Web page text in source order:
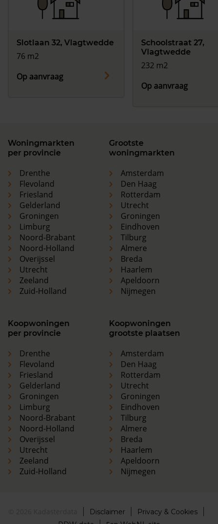
Slotlaan 32, Vlagtwedde
76 m2
Op aanvraag
Schoolstraat 27,
Vlagtwedde
232 m2
Op aanvraag
Woningmarkten
per provincie
Drenthe
Flevoland
Friesland
Gelderland
Groningen
Limburg
Noord-Brabant
Noord-Holland
Overijssel
Utrecht
Zeeland
Zuid-Holland
Grootste
woningmarkten
Amsterdam
Den Haag
Rotterdam
Utrecht
Groningen
Eindhoven
Tilburg
Almere
Breda
Haarlem
Apeldoorn
Nijmegen
Koopwoningen
per provincie
Drenthe
Flevoland
Friesland
Gelderland
Groningen
Limburg
Noord-Brabant
Noord-Holland
Overijssel
Utrecht
Zeeland
Zuid-Holland
Koopwoningen
grootste plaatsen
Amsterdam
Den Haag
Rotterdam
Utrecht
Groningen
Eindhoven
Tilburg
Almere
Breda
Haarlem
Apeldoorn
Nijmegen
Disclaimer
Privacy & Cookies